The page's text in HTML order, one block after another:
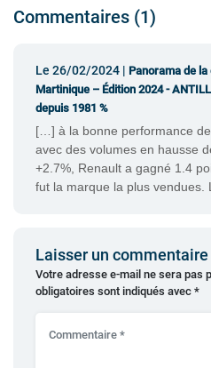
Commentaires (1)
Le 26/02/2024 | Panorama de
Martinique – Édition 2024 -
depuis 1981 %
[…] à la bonne performance
avec des volumes en hausse
+2.7%, Renault a gagné 1.4
fut la marque la plus
Laisser un commentaire
Votre adresse e-mail ne sera pas
obligatoires sont indiqués avec *